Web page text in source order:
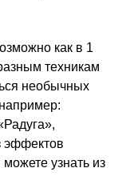
как в 1
техникам
необычных
эффектов
узнать из